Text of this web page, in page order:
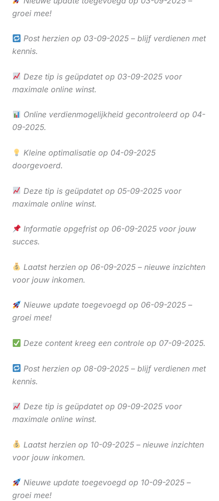
groei mee!
Post herzien op 03-09-2025 – blijf verdienen met
kennis.
Deze tip is geüpdatet op 03-09-2025 voor
maximale online winst.
Online verdienmogelijkheid gecontroleerd op 04-
09-2025.
Kleine optimalisatie op 04-09-2025
doorgevoerd.
Deze tip is geüpdatet op 05-09-2025 voor
maximale online winst.
Informatie opgefrist op 06-09-2025 voor jouw
succes.
Laatst herzien op 06-09-2025 – nieuwe inzichten
voor jouw inkomen.
Nieuwe update toegevoegd op 06-09-2025 –
groei mee!
Deze content kreeg een controle op 07-09-2025.
Post herzien op 08-09-2025 – blijf verdienen met
kennis.
Deze tip is geüpdatet op 09-09-2025 voor
maximale online winst.
Laatst herzien op 10-09-2025 – nieuwe inzichten
voor jouw inkomen.
Nieuwe update toegevoegd op 10-09-2025 –
groei mee!